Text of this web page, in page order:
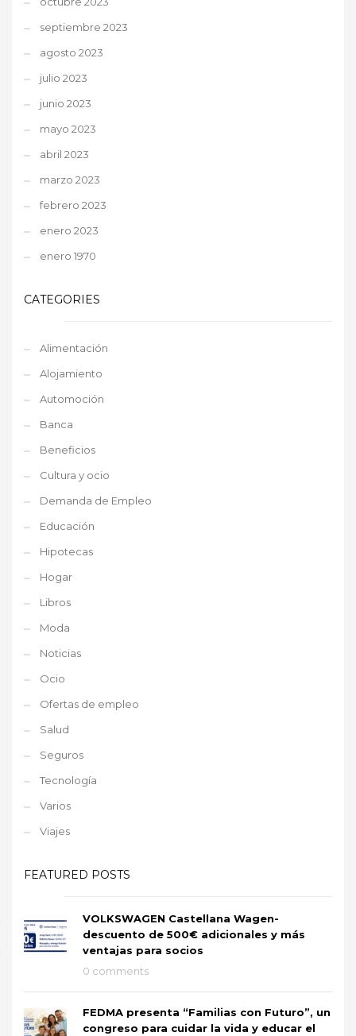
septiembre 2023
agosto 2023
julio 2023
junio 2023
mayo 2023
abril 2023
marzo 2023
febrero 2023
enero 2023
enero 1970
CATEGORIES
Alimentación
Alojamiento
Automoción
Banca
Beneficios
Cultura y ocio
Demanda de Empleo
Educación
Hipotecas
Hogar
Libros
Moda
Noticias
Ocio
Ofertas de empleo
Salud
Seguros
Tecnología
Varios
Viajes
FEATURED POSTS
VOLKSWAGEN Castellana Wagen-
descuento de 500€ adicionales y más
ventajas para socios
0 comments
FEDMA presenta “Familias con Futuro”, un
congreso para cuidar la vida y educar el